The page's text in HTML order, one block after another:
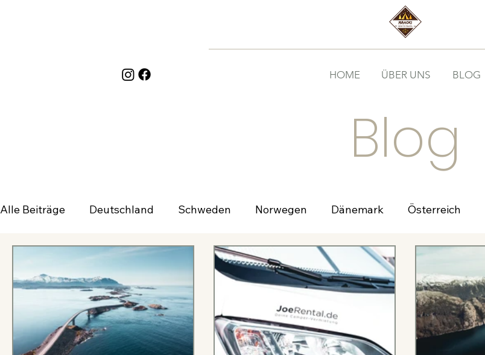
HOME ÜBER UNS BLOG
Blog
Alle Beiträge Deutschland Schweden Norwegen Dänemark Österreich